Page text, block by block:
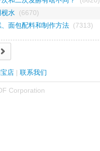
水
(6670)
面包配料和制作方法 (7313)
店 | 联系我们
Corporation